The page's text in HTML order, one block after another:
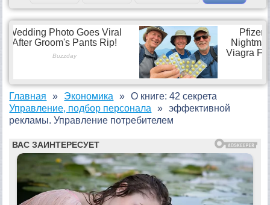
Главная
Экономика
Управление, подбор персонала
О книге: 42 секрета
эффективной
рекламы. Управление потребителем